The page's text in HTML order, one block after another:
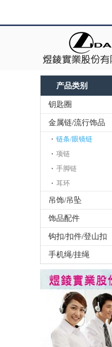
产品类别
钥匙圈
金属链/流行饰品
链条/眼镜链
项链
手脚链
耳环
吊饰/吊坠
饰品配件
钩扣/扣件/登山扣
手机绳/挂绳